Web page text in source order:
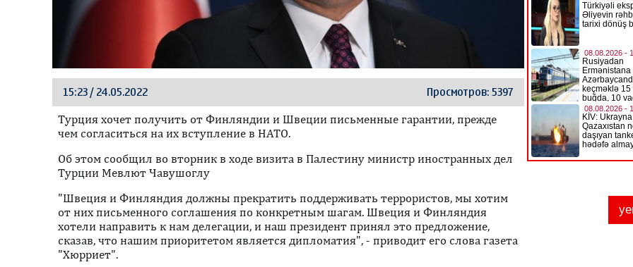
15:23 / 24.05.2022 Просмотров: 5397
Турция хочет получить от Финляндии и Швеции письменные гарантии, прежде
чем согласиться на их вступление в НАТО.
Об этом сообщил во вторник в ходе визита в Палестину министр иностранных дел
Турции Мевлют Чавушоглу
"Швеция и Финляндия должны прекратить поддерживать террористов, мы хотим
от них письменного соглашения по конкретным шагам. Швеция и Финляндия
хотели направить к нам делегации, и наш президент принял это предложение,
сказав, что нашим приоритетом является дипломатия", - приводит его слова газета
"Хюрриет".